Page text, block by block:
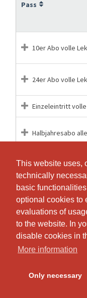
This website uses,
technically
basic
optional cookies to
evaluations of
to the website. In
disable cookies in
More information
Only necessary
This website uses,
technically
basic
optional cookies to
evaluations of
to the website. In
disable cookies in
More information
Only necessary
Pass
10er Abo volle
24er Abo volle
Einzeleintritt
Halbjahresabo
Jahresabo alle
Jahresabo einmal
Schnupperabo